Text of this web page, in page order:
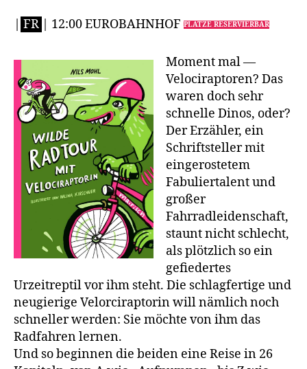
| FR | 12:00 EUROBAHNHOF PLÄTZE RESERVIERBAR
Moment mal —
Velociraptoren? Das
waren doch sehr
schnelle Dinos, oder?
Der Erzähler, ein
Schriftsteller mit
eingerostetem
Fabuliertalent und
großer
Fahrradleidenschaft,
staunt nicht schlecht,
als plötzlich so ein
gefiedertes
Urzeitreptil vor ihm steht. Die schlagfertige und
neugierige Velorciraptorin will nämlich noch
schneller werden: Sie möchte von ihm das
Radfahren lernen.
Und so beginnen die beiden eine Reise in 26